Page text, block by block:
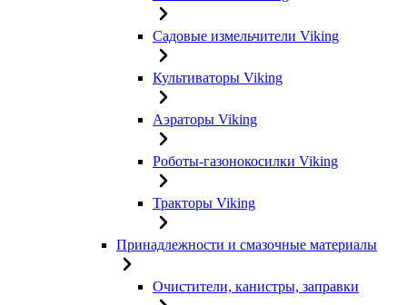
Садовые измельчители Viking
Культиваторы Viking
Аэраторы Viking
Роботы-газонокосилки Viking
Тракторы Viking
Принадлежности и смазочные материалы
Очистители, канистры, заправки